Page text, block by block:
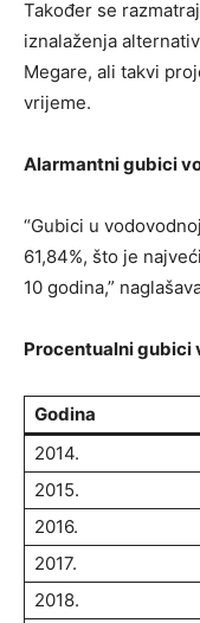
Također se
iznalaženja
Megare, ali takvi
vrijeme.
Alarmantni gubici
“Gubici u
61,84%, što je
10 godina,”
Procentualni gubici
Godina
2014.
2015.
2016.
2017.
2018.